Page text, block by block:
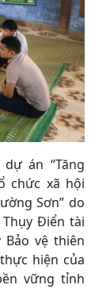
án “Tăng
chức xã hội
Sơn” do
Điển tài
vệ thiên
hiện của
vững tỉnh